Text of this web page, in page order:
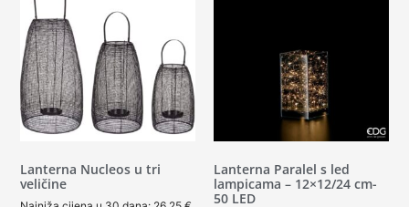
Lanterna Nucleos u tri
veličine
Lanterna Paralel s led
lampicama – 12×12/24 cm-
50 LED